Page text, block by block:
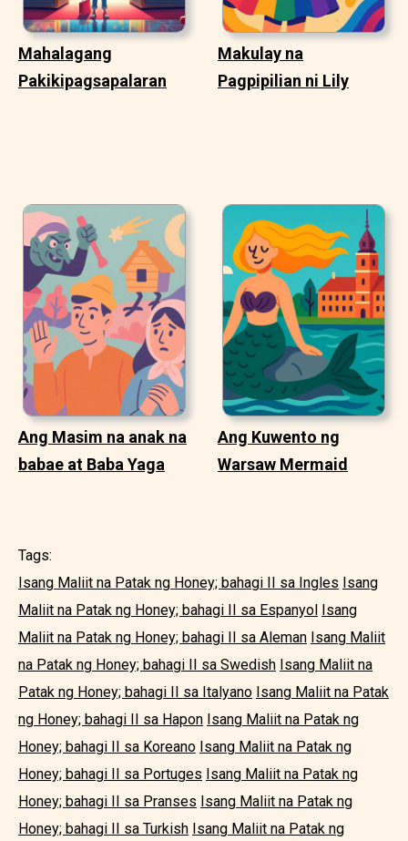
Mahalagang
Pakikipagsapalaran
Makulay na
Pagpipilian ni Lily
Ang Masim na anak na
babae at Baba Yaga
Ang Kuwento ng
Warsaw Mermaid
Tags:
Isang Maliit na Patak ng Honey; bahagi II sa Ingles Isang
Maliit na Patak ng Honey; bahagi II sa Espanyol Isang
Maliit na Patak ng Honey; bahagi II sa Aleman Isang Maliit
na Patak ng Honey; bahagi II sa Swedish Isang Maliit na
Patak ng Honey; bahagi II sa Italyano Isang Maliit na Patak
ng Honey; bahagi II sa Hapon Isang Maliit na Patak ng
Honey; bahagi II sa Koreano Isang Maliit na Patak ng
Honey; bahagi II sa Portuges Isang Maliit na Patak ng
Honey; bahagi II sa Pranses Isang Maliit na Patak ng
Honey; bahagi II sa Turkish Isang Maliit na Patak ng